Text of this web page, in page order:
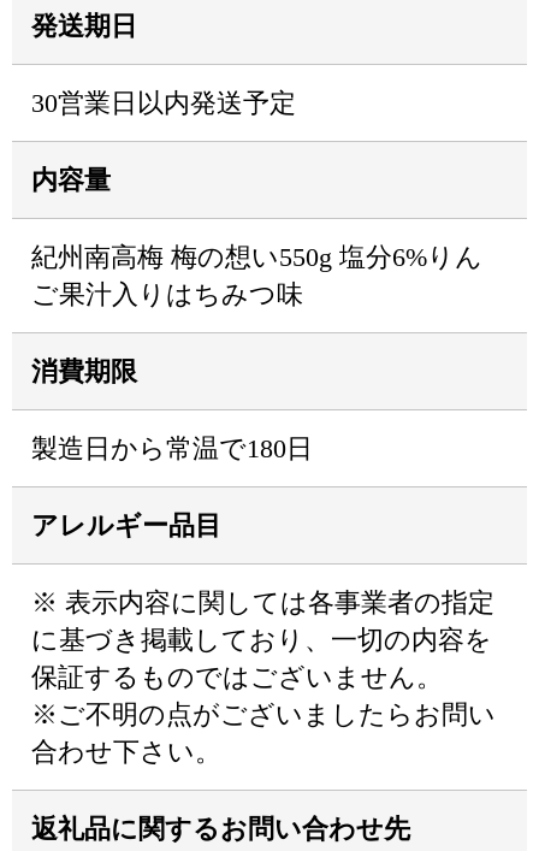
発送期日
30営業日以内発送予定
内容量
紀州南高梅 梅の想い550g 塩分6%りん
ご果汁入りはちみつ味
消費期限
製造日から常温で180日
アレルギー品目
※ 表示内容に関しては各事業者の指定
に基づき掲載しており、一切の内容を
保証するものではございません。
※ご不明の点がございましたらお問い
合わせ下さい。
返礼品に関するお問い合わせ先